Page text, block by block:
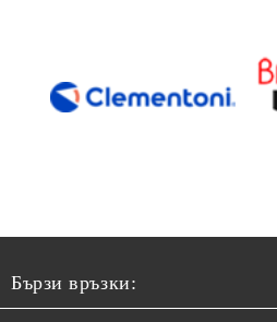
Бързи връзки: